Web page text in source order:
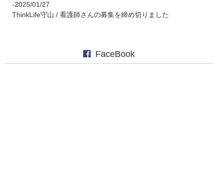
-2025/01/27
ThinkLife守山 / 看護師さんの募集を締め切りました
FaceBook